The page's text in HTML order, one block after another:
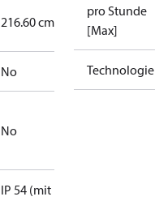
216.60 cm³
No
No
IP 54 (mit
pro Stunde
[Max]
Technologie